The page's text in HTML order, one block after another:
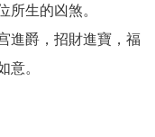
所生的凶煞。
進爵，招財進寶，福
意。